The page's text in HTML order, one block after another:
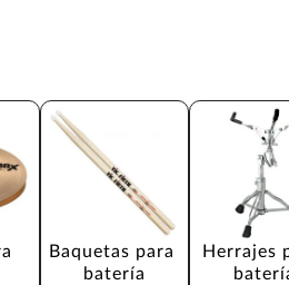
Baquetas para
batería
Herrajes